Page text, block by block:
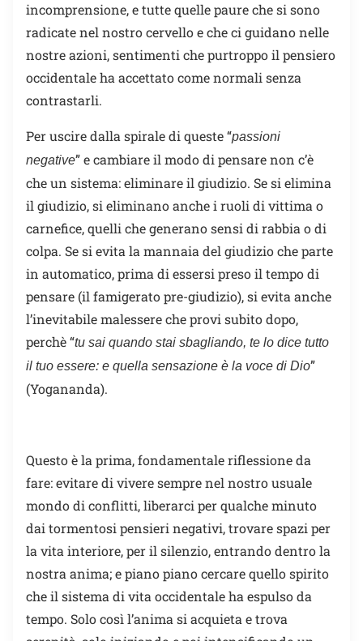
incomprensione, e tutte quelle paure che si sono
radicate nel nostro cervello e che ci guidano nelle
nostre azioni, sentimenti che purtroppo il pensiero
occidentale ha accettato come normali senza
contrastarli.
Per uscire dalla spirale di queste “passioni
negative” e cambiare il modo di pensare non c’è
che un sistema: eliminare il giudizio. Se si elimina
il giudizio, si eliminano anche i ruoli di vittima o
carnefice, quelli che generano sensi di rabbia o di
colpa. Se si evita la mannaia del giudizio che parte
in automatico, prima di essersi preso il tempo di
pensare (il famigerato pre-giudizio), si evita anche
l’inevitabile malessere che provi subito dopo,
perchè “tu sai quando stai sbagliando, te lo dice tutto
il tuo essere: e quella sensazione è la voce di Dio”
(Yogananda).
Questo è la prima, fondamentale riflessione da
fare: evitare di vivere sempre nel nostro usuale
mondo di conflitti, liberarci per qualche minuto
dai tormentosi pensieri negativi, trovare spazi per
la vita interiore, per il silenzio, entrando dentro la
nostra anima; e piano piano cercare quello spirito
che il sistema di vita occidentale ha espulso da
tempo. Solo così l’anima si acquieta e trova